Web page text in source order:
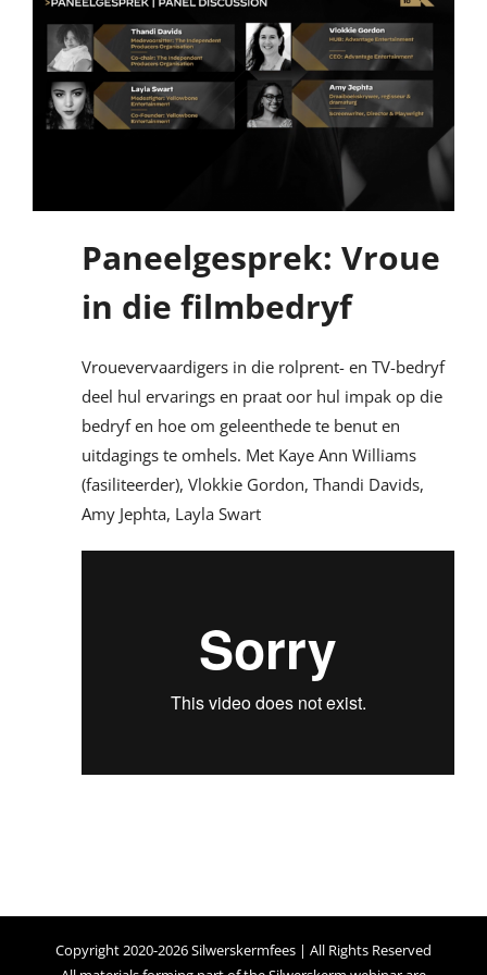
Paneelgesprek: Vroue
in die filmbedryf
Vrouevervaardigers in die rolprent- en TV-bedryf
deel hul ervarings en praat oor hul impak op die
bedryf en hoe om geleenthede te benut en
uitdagings te omhels. Met Kaye Ann Williams
(fasiliteerder), Vlokkie Gordon, Thandi Davids,
Amy Jephta, Layla Swart
Copyright 2020-2026 Silwerskermfees | All Rights Reserved